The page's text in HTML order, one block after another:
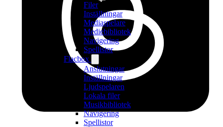
Filer
Inställningar
Mediaspelare
Mediebibliotek
Navigering
Spellistor
Flacbox
Anslutningar
Inställningar
Ljudspelaren
Lokala filer
Musikbibliotek
Navigering
Spellistor